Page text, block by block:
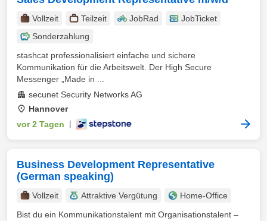
Vollzeit Teilzeit JobRad
JobTicket
Sonderzahlung
stashcat professionalisiert einfache und sichere
Kommunikation für die Arbeitswelt. Der High Secure
Messenger „Made in ...
secunet Security Networks AG
Hannover
vor 2 Tagen
Business Development Representative
(German speaking)
Vollzeit Attraktive Vergütung
Home-Office
Bist du ein Kommunikationstalent mit Organisationstalent –